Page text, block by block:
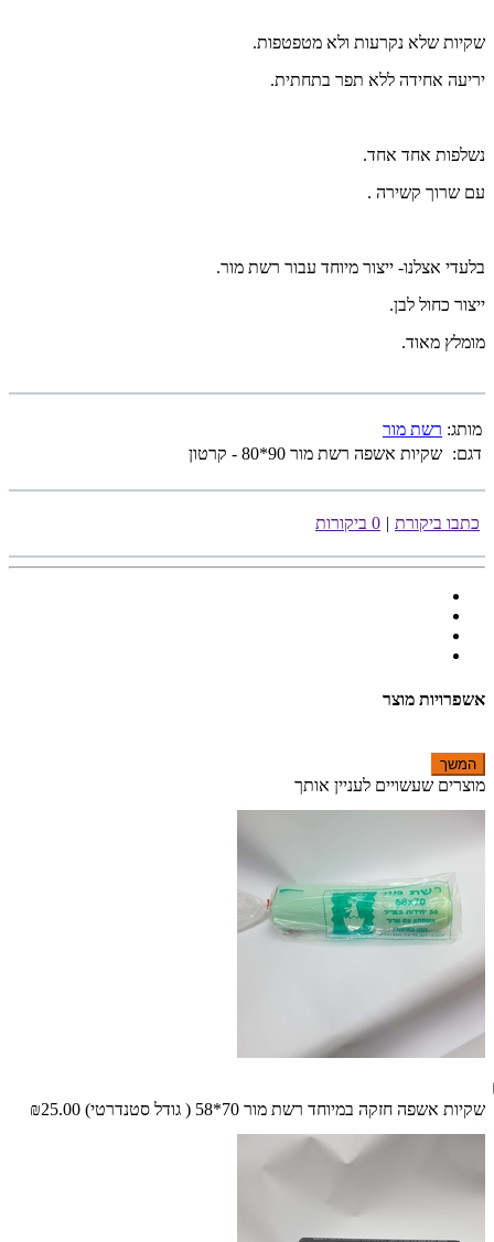
שקיות שלא נקרעות ולא מטפטפות.
יריעה אחידה ללא תפר בתחתית.
נשלפות אחד אחד.
עם שרוך קשירה .
בלעדי אצלנו- ייצור מיוחד עבור רשת מור.
ייצור כחול לבן.
מומלץ מאוד.
מותג: רשת מור
דגם: שקיות אשפה רשת מור 90*80 - קרטון
כתבו ביקורת | 0 ביקורות
אשפרויות מוצר
המשך
מוצרים שעשויים לעניין אותך
שקיות אשפה חזקה במיוחד רשת מור 70*58 ( גודל סטנדרטי) ₪25.00